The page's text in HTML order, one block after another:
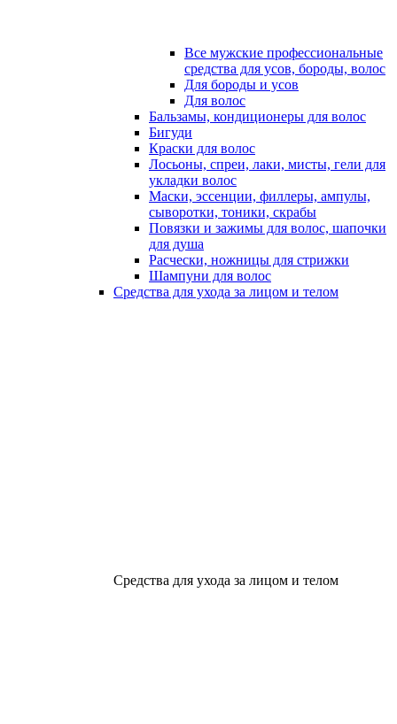
Все мужские профессиональные
средства для усов, бороды, волос
Для бороды и усов
Для волос
Бальзамы, кондиционеры для волос
Бигуди
Краски для волос
Лосьоны, спреи, лаки, мисты, гели для
укладки волос
Маски, эссенции, филлеры, ампулы,
сыворотки, тоники, скрабы
Повязки и зажимы для волос, шапочки
для душа
Расчески, ножницы для стрижки
Шампуни для волос
Средства для ухода за лицом и телом
Средства для ухода за лицом и телом